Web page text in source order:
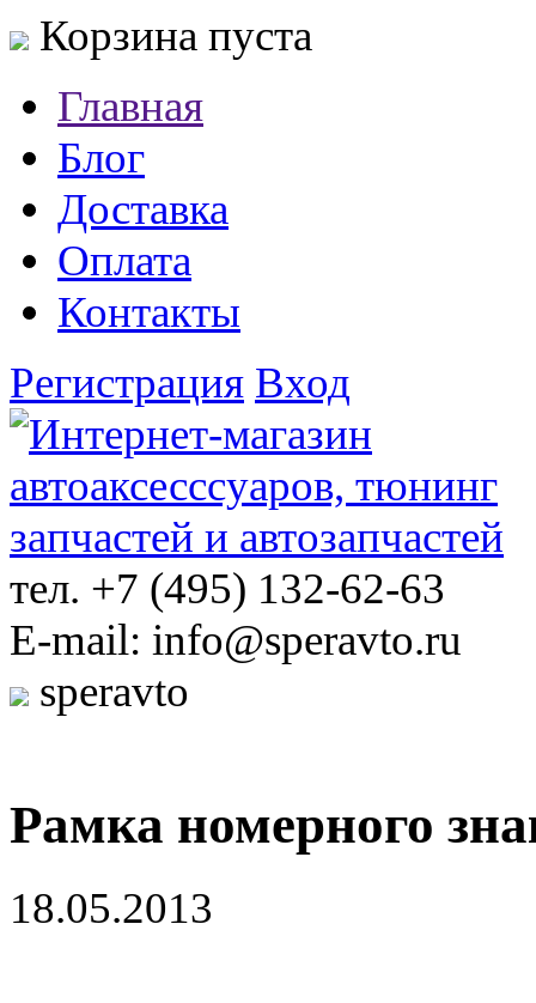
Корзина пуста
Главная
Блог
Доставка
Оплата
Контакты
Регистрация Вход
тел. +7 (495) 132-62-63
E-mail: info@speravto.ru
speravto
Рамка номерного
18.05.2013